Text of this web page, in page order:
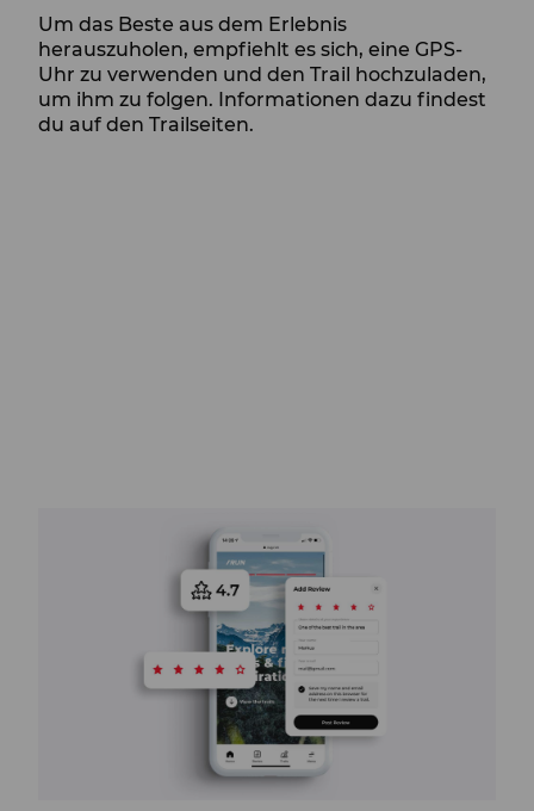
Um das Beste aus dem Erlebnis
herauszuholen, empfiehlt es sich, eine GPS-
Uhr zu verwenden und den Trail hochzuladen,
um ihm zu folgen. Informationen dazu findest
du auf den Trailseiten.